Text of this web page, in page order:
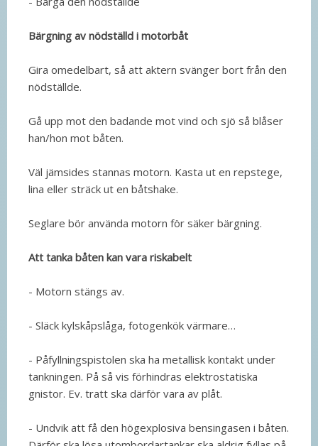
Bärgning av nödställd i motorbåt
Gira omedelbart, så att aktern svänger bort från den
nödställde.
Gå upp mot den badande mot vind och sjö så blåser
han/hon mot båten.
Väl jämsides stannas motorn. Kasta ut en repstege,
lina eller sträck ut en båtshake.
Seglare bör använda motorn för säker bärgning.
Att tanka båten kan vara riskabelt
- Motorn stängs av.
- Släck kylskåpslåga, fotogenkök värmare…
- Påfyllningspistolen ska ha metallisk kontakt under
tankningen. På så vis förhindras elektrostatiska
gnistor. Ev. tratt ska därför vara av plåt.
- Undvik att få den högexplosiva bensingasen i båten.